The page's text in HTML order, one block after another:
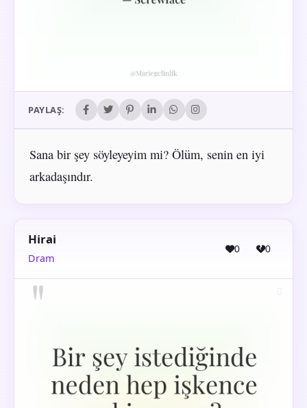
PAYLAŞ:
Sana bir şey söyleyeyim mi? Ölüm, senin en iyi
arkadaşındır.
Hirai
Dram
0 0